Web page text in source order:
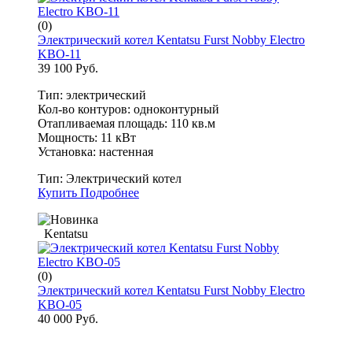
(0)
Электрический котел Kentatsu Furst Nobby Electro
KBO-11
39 100 Руб.
Тип: электрический
Кол-во контуров: одноконтурный
Отапливаемая площадь: 110 кв.м
Мощность: 11 кВт
Установка: настенная
Тип: Электрический котел
Купить Подробнее
Kentatsu
(0)
Электрический котел Kentatsu Furst Nobby Electro
KBO-05
40 000 Руб.